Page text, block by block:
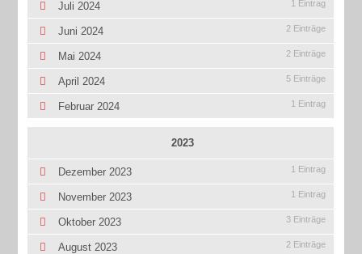
Juli 2024 1 Eintrag
Juni 2024 2 Einträge
Mai 2024 2 Einträge
April 2024 5 Einträge
Februar 2024 1 Eintrag
2023
Dezember 2023 1 Eintrag
November 2023 1 Eintrag
Oktober 2023 3 Einträge
August 2023 2 Einträge